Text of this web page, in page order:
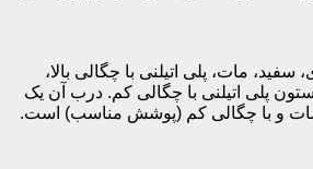
لیتری، سفید، مات، پلی اتیلنی با چگالی بالا،
پلی اتیلنی با چگالی کم. درب آن یک
مات و با چگالی کم (پوشش مناسب) است.